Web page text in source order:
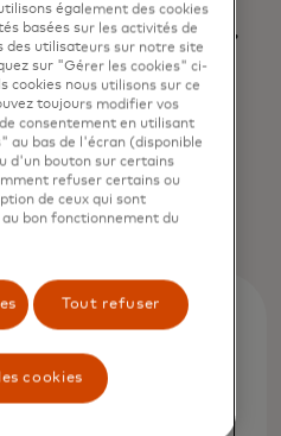
pour tous.
Mastercard
également des cookies
basées sur les activités de
des utilisateurs sur notre site
sur "Gérer les cookies" ci-
cookies nous utilisons sur ce
toujours modifier vos
consentement en utilisant
au bas de l'écran (disponible
d'un bouton sur certains
refuser certains ou
de ceux qui sont
bon fonctionnement du
Tout refuser
cookies